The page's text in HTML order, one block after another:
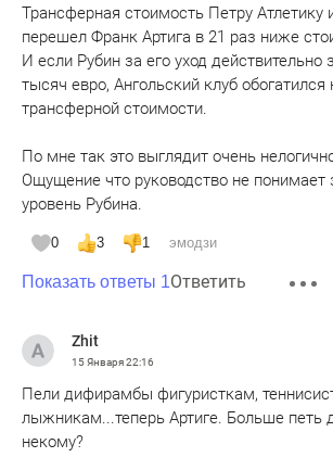
посмотреть на бюджет «Рубина» и его
это точно нельзя назвать провалом.
составом «Рубин» должен был залетать
большее безумие. Это решение уже с
выглядит провальным, — сказал Корнеев
Трансферная стоимость Петру Атлетику
перешел Франк Артига в 21 раз ниже
И если Рубин за его уход действительно
тысяч евро, Ангольский клуб обогатился
трансферной стоимости.
По мне так это выглядит очень
Ощущение что руководство не понимает
уровень Рубина.
0 3 1 эмодзи
Показать ответы 1Ответить
Zhit
15 Января22:16
Пели дифирамбы фигуристкам,
лыжникам...теперь Артиге. Больше петь
некому?